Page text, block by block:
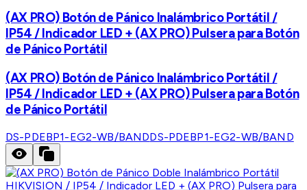
(AX PRO) Botón de Pánico Inalámbrico Portátil /
IP54 / Indicador LED + (AX PRO) Pulsera para Botón
de Pánico Portátil
(AX PRO) Botón de Pánico Inalámbrico Portátil /
IP54 / Indicador LED + (AX PRO) Pulsera para Botón
de Pánico Portátil
DS-PDEBP1-EG2-WB/BANDDS-PDEBP1-EG2-WB/BAND